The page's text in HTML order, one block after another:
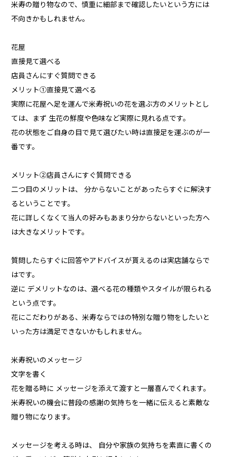
米寿の贈り物なので、慎重に細部まで確認したいという方には
不向きかもしれません。
花屋
直接見て選べる
店員さんにすぐ質問できる
メリット①直接見て選べる
実際に花屋へ足を運んで米寿祝いの花を選ぶ方のメリットとし
ては、まず 生花の鮮度や色味など実際に見れる点です。
花の状態をご自身の目で見て選びたい時は直接足を運ぶのが一
番です。
メリット②店員さんにすぐ質問できる
二つ目のメリットは、 分からないことがあったらすぐに解決す
るということです。
花に詳しくなくて当人の好みもあまり分からないといった方へ
は大きなメリットです。
質問したらすぐに回答やアドバイスが貰えるのは実店舗ならで
はです。
逆に デメリットなのは、選べる花の種類やスタイルが限られる
という点です。
花にこだわりがある、米寿ならではの特別な贈り物をしたいと
いった方は満足できないかもしれません。
米寿祝いのメッセージ
文字を書く
花を贈る時に メッセージを添えて渡すと一層喜んでくれます。
米寿祝いの機会に普段の感謝の気持ちを一緒に伝えると素敵な
贈り物になります。
メッセージを考える時は、 自分や家族の気持ちを素直に書くの